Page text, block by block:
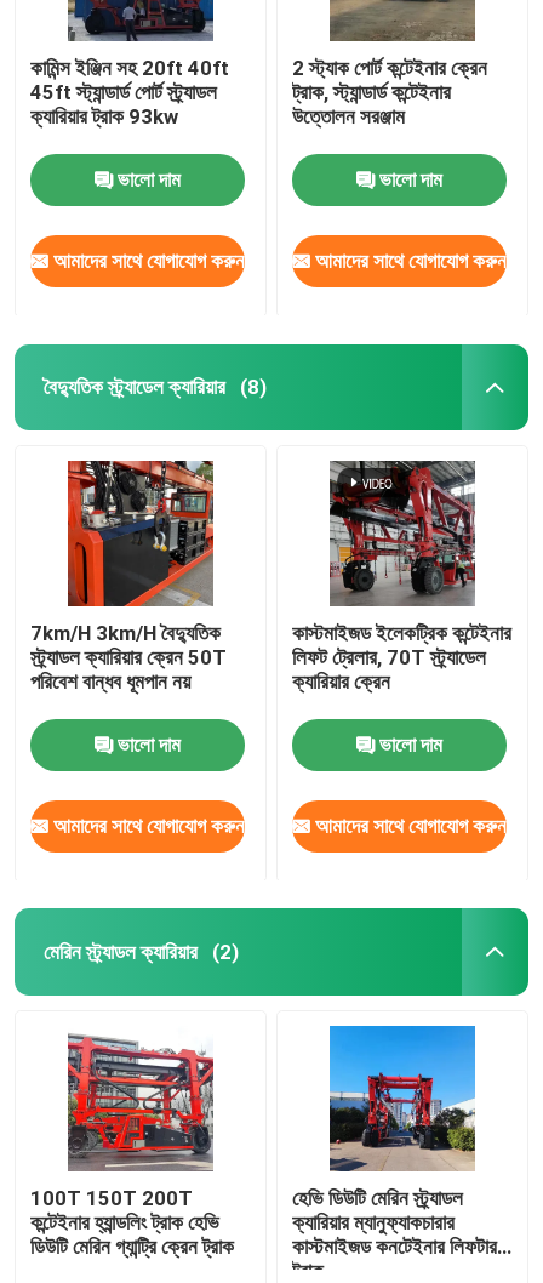
কামিন্স ইঞ্জিন সহ 20ft 40ft
45ft স্ট্যান্ডার্ড পোর্ট স্ট্র্যাডল
ক্যারিয়ার ট্রাক 93kw
ভালো দাম
আমাদের সাথে যোগাযোগ করুন
2 স্ট্যাক পোর্ট কন্টেইনার ক্রেন
ট্রাক, স্ট্যান্ডার্ড কন্টেইনার
উত্তোলন সরঞ্জাম
ভালো দাম
আমাদের সাথে যোগাযোগ করুন
বৈদ্যুতিক স্ট্র্যাডেল ক্যারিয়ার (8)
7km/H 3km/H বৈদ্যুতিক
স্ট্র্যাডল ক্যারিয়ার ক্রেন 50T
পরিবেশ বান্ধব ধূমপান নয়
ভালো দাম
আমাদের সাথে যোগাযোগ করুন
কাস্টমাইজড ইলেকট্রিক কন্টেইনার
লিফট ট্রেলার, 70T স্ট্র্যাডেল
ক্যারিয়ার ক্রেন
ভালো দাম
আমাদের সাথে যোগাযোগ করুন
মেরিন স্ট্র্যাডল ক্যারিয়ার (2)
100T 150T 200T
কন্টেইনার হ্যান্ডলিং ট্রাক হেভি
ডিউটি ​​মেরিন গ্যান্ট্রি ক্রেন ট্রাক
হেভি ডিউটি ​​মেরিন স্ট্র্যাডল
ক্যারিয়ার ম্যানুফ্যাকচারার
কাস্টমাইজড কনটেইনার লিফটার
ট্রাক